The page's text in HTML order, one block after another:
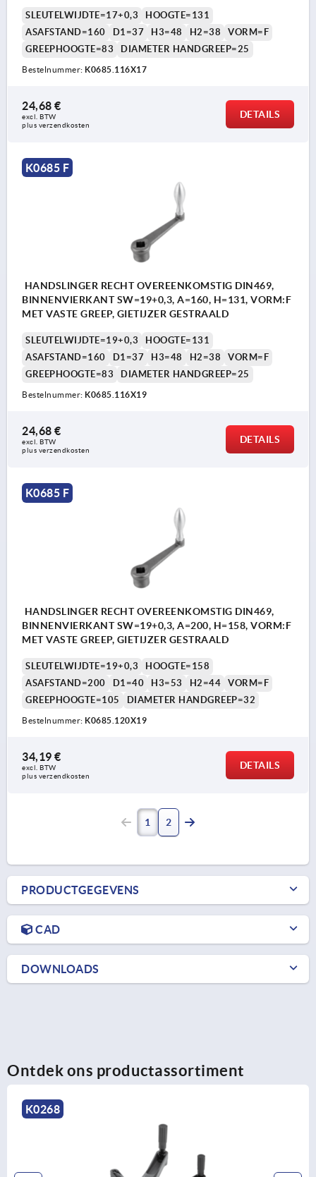
SLEUTELWIJDTE=17+0,3
HOOGTE=131
ASAFSTAND=160
D1=37 H3=48 H2=38
VORM=F
GREEPHOOGTE=83
DIAMETER HANDGREEP=25
Bestelnummer: K0685.116X17
24,68 €
excl. BTW
plus verzendkosten
DETAILS
K0685 F
HANDSLINGER RECHT OVEREENKOMSTIG DIN469,
BINNENVIERKANT SW=19+0,3, A=160, H=131, VORM:F
MET VASTE GREEP, GIETIJZER GESTRAALD
SLEUTELWIJDTE=19+0,3
HOOGTE=131
ASAFSTAND=160
D1=37 H3=48 H2=38
VORM=F
GREEPHOOGTE=83
DIAMETER HANDGREEP=25
Bestelnummer: K0685.116X19
24,68 €
excl. BTW
plus verzendkosten
DETAILS
K0685 F
HANDSLINGER RECHT OVEREENKOMSTIG DIN469,
BINNENVIERKANT SW=19+0,3, A=200, H=158, VORM:F
MET VASTE GREEP, GIETIJZER GESTRAALD
SLEUTELWIJDTE=19+0,3
HOOGTE=158
ASAFSTAND=200
D1=40 H3=53 H2=44
VORM=F
GREEPHOOGTE=105
DIAMETER HANDGREEP=32
Bestelnummer: K0685.120X19
34,19 €
excl. BTW
plus verzendkosten
DETAILS
1 2
PRODUCTGEGEVENS
CAD
DOWNLOADS
Ontdek ons productassortiment